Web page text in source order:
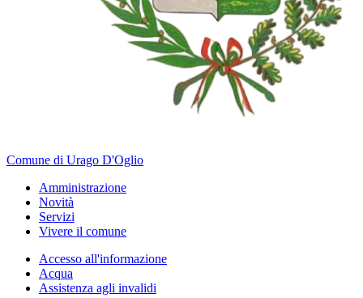
Comune di Urago D'Oglio
Amministrazione
Novità
Servizi
Vivere il comune
Accesso all'informazione
Acqua
Assistenza agli invalidi